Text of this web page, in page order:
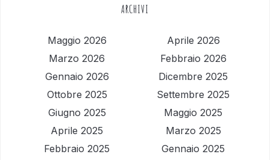
ARCHIVI
Maggio 2026
Aprile 2026
Marzo 2026
Febbraio 2026
Gennaio 2026
Dicembre 2025
Ottobre 2025
Settembre 2025
Giugno 2025
Maggio 2025
Aprile 2025
Marzo 2025
Febbraio 2025
Gennaio 2025